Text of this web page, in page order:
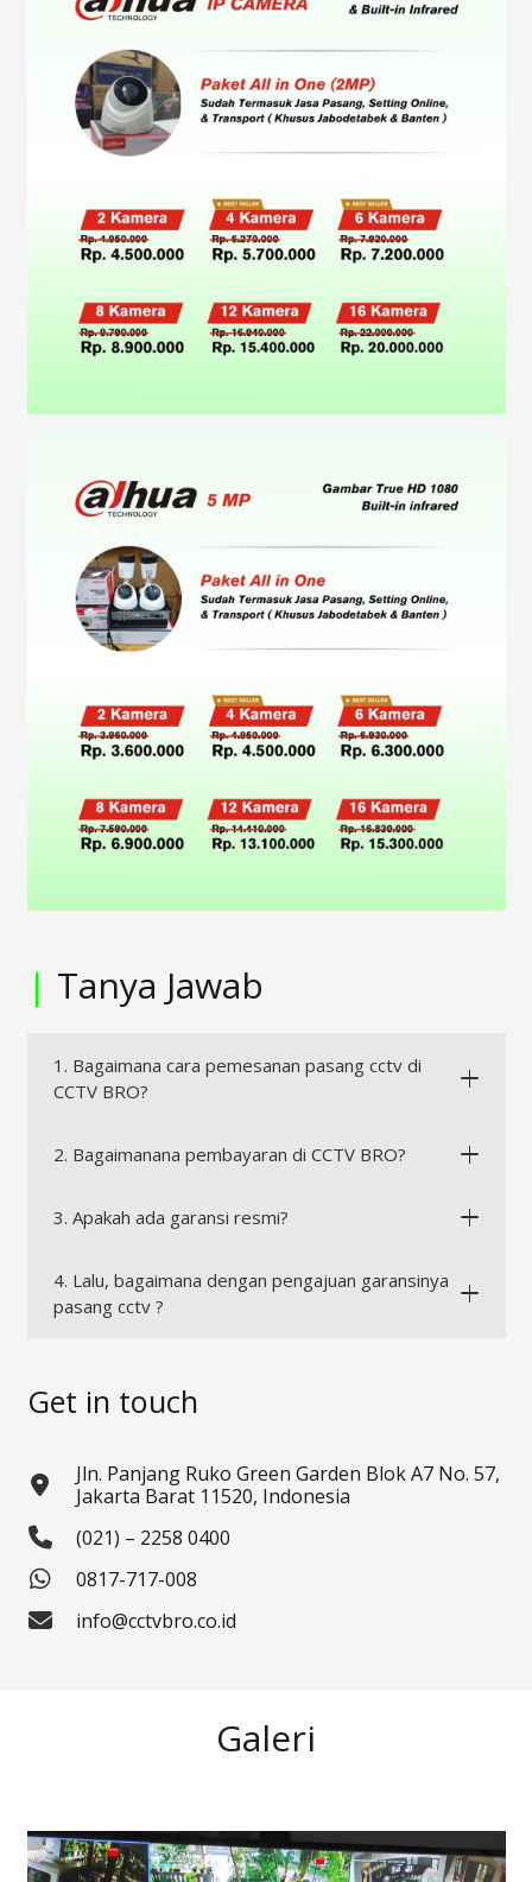
| Tanya Jawab
1. Bagaimana cara pemesanan pasang cctv di
CCTV BRO?
2. Bagaimanana pembayaran di CCTV BRO?
3. Apakah ada garansi resmi?
4. Lalu, bagaimana dengan pengajuan garansinya
pasang cctv ?
Get in touch
Jln. Panjang Ruko Green Garden Blok A7 No. 57,
Jakarta Barat 11520, Indonesia
(021) – 2258 0400
0817-717-008
info@cctvbro.co.id
Galeri